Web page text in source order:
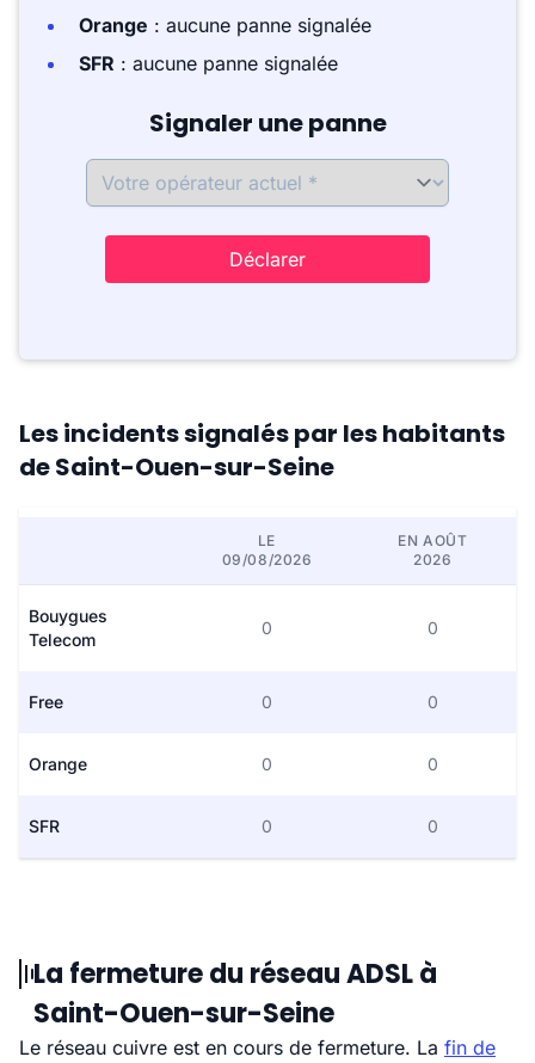
Orange : aucune panne signalée
SFR : aucune panne signalée
Signaler une panne
Déclarer
Les incidents signalés par les habitants
de Saint-Ouen-sur-Seine
LE
09/08/2026
EN AOÛT
2026
Bouygues
Telecom
0 0
Free 0 0
Orange 0 0
SFR 0 0
La fermeture du réseau ADSL à
Saint-Ouen-sur-Seine
Le réseau cuivre est en cours de fermeture. La fin de